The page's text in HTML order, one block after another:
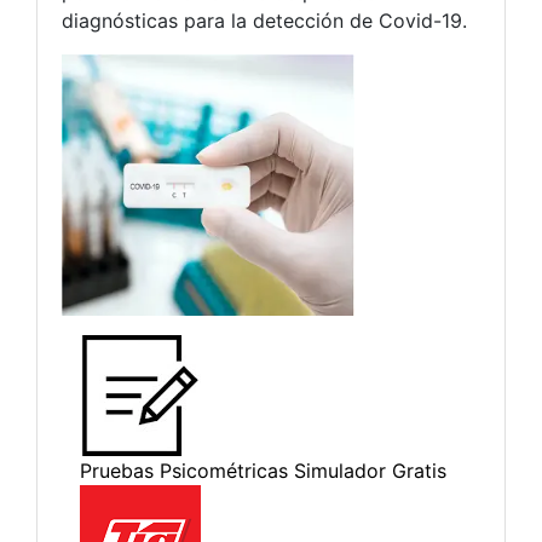
diagnósticas para la detección de Covid-19.